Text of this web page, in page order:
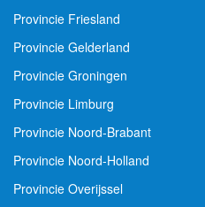
Provincie Friesland
Provincie Gelderland
Provincie Groningen
Provincie Limburg
Provincie Noord-Brabant
Provincie Noord-Holland
Provincie Overijssel